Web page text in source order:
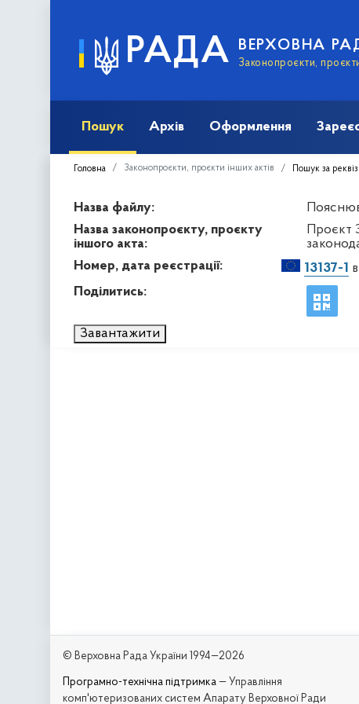
РАДА ВЕРХОВНА
Законопроєкти,
Пошук Архів Оформлення
Головна Законопроєкти, проєкти інших актів Пошук за
Назва файлу:
Назва законопроєкту, проєкту
іншого акта:
Проєкт
Номер, дата реєстрації:
13137-1
Поділитись:
Завантажити
© Верховна Рада України 1994—2026
Програмно-технічна підтримка — Управління
комп'ютеризованих систем Апарату Верховної Ради